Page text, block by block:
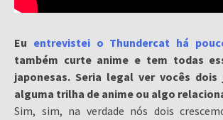
Eu entrevistei o Thundercat há
também curte anime e tem todas
japonesas. Seria legal ver vocês
alguma trilha de anime ou algo
Sim, sim, na verdade nós dois